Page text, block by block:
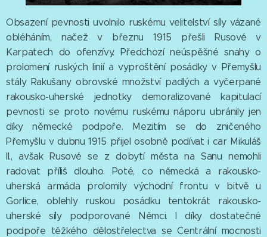
Obsazení pevnosti uvolnilo ruskému velitelství síly vázané
obléháním, načež v březnu 1915 přešli Rusové v
Karpatech do ofenzívy. Předchozí neúspěšné snahy o
prolomení ruských linií a vyproštění posádky v Přemyšlu
stály Rakušany obrovské množství padlých a vyčerpané
rakousko-uherské jednotky demoralizované kapitulací
pevnosti se proto novému ruskému náporu ubránily jen
díky německé podpoře. Mezitím se do zničeného
Přemyšlu v dubnu 1915 přijel osobně podívat i car Mikuláš
II., avšak Rusové se z dobytí města na Sanu nemohli
radovat příliš dlouho. Poté, co německá a rakousko-
uherská armáda prolomily východní frontu v bitvě u
Gorlice, oblehly ruskou posádku tentokrát rakousko-
uherské síly podporované Němci. I díky dostatečné
podpoře těžkého dělostřelectva se Centrální mocnosti